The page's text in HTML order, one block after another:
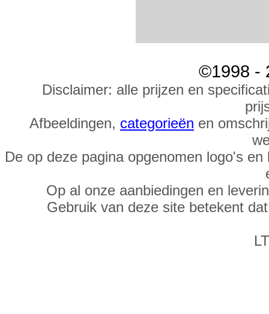
©1998 -
Disclaimer: alle prijzen en
Afbeeldingen, categorieën en
De op deze pagina opgenomen logo's
Op al onze aanbiedingen en
Gebruik van deze site betekent